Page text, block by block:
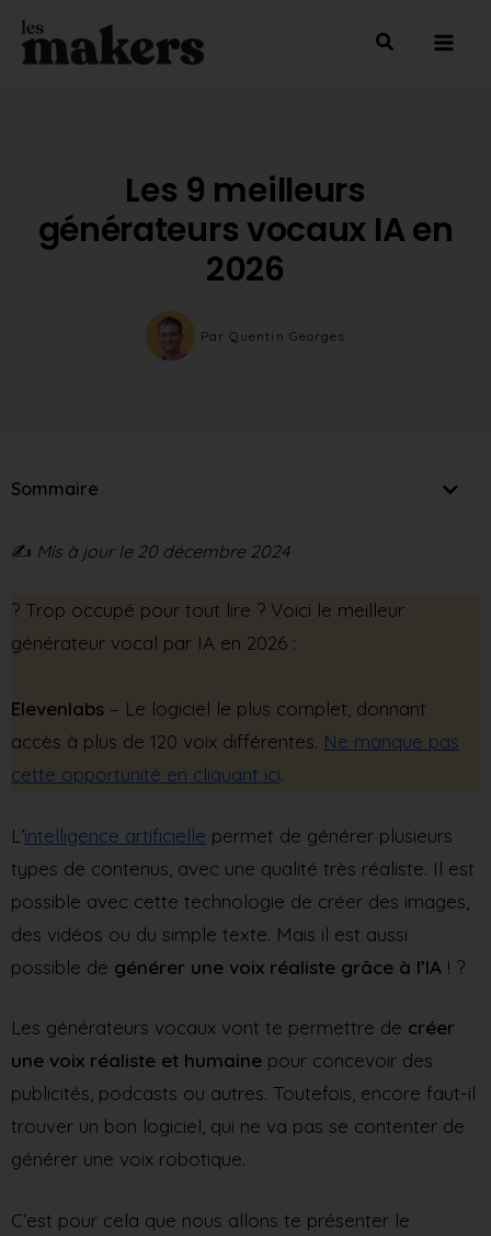
Aller
Les 9 meilleurs
générateurs vocaux IA en
2026
Par Quentin Georges
Sommaire
✍️ Mis à jour le 20 décembre 2024
? Trop occupé pour tout lire ? Voici le meilleur
générateur vocal par IA en 2026 :
Elevenlabs – Le logiciel le plus complet, donnant
accès à plus de 120 voix différentes. Ne manque pas
cette opportunité en cliquant ici.
L’intelligence artificielle permet de générer plusieurs
types de contenus, avec une qualité très réaliste. Il est
possible avec cette technologie de créer des images,
des vidéos ou du simple texte. Mais il est aussi
possible de générer une voix réaliste grâce à l’IA ! ?
Les générateurs vocaux vont te permettre de créer
une voix réaliste et humaine pour concevoir des
publicités, podcasts ou autres. Toutefois, encore faut-il
trouver un bon logiciel, qui ne va pas se contenter de
générer une voix robotique.
C’est pour cela que nous allons te présenter le